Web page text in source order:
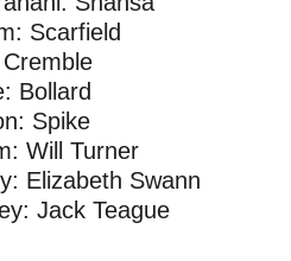
Scarfield
Bollard
Spike
Will Turner
Elizabeth Swann
Jack Teague